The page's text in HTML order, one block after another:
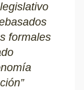
formales